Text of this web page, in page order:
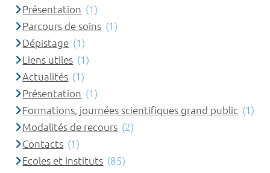
Présentation (1)
Parcours de soins (1)
Dépistage (1)
Liens utiles (1)
Actualités (1)
Présentation (1)
Formations, journées scientifiques grand public (1)
Modalités de recours (2)
Contacts (1)
Ecoles et instituts (85)